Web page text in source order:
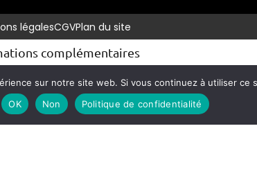
légalesCGVPlan du site
complémentaires
réseaux Isère (38)Pompage de puits perdus pour les
pompage fosses septiques à Morestel
vidéo canalisation AosteVidange de fosses septiques La
sur notre site web. Si vous continuez à utiliser
OK
Non Politique de confidentialité